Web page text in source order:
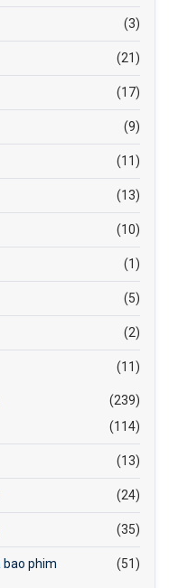
(3)
(21)
(17)
(9)
(11)
(13)
(10)
(1)
(5)
(2)
(11)
(239)
(114)
(13)
(24)
(35)
bao phim (51)